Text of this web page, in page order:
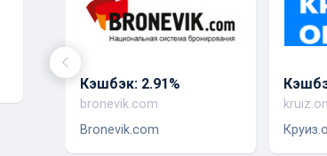
Кэшбэк: 2.91%
bronevik.com
Bronevik.com